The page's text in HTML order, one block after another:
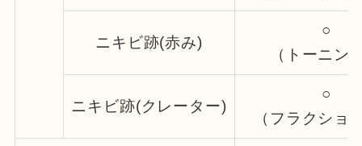
ニキビ跡(赤み)
○
（トーニン
ニキビ跡(クレーター)
○
（フラクショ